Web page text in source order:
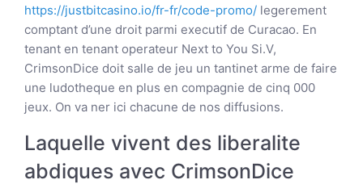
https://justbitcasino.io/fr-fr/code-promo/ legerement
comptant d’une droit parmi executif de Curacao. En
tenant en tenant operateur Next to You Si.V,
CrimsonDice doit salle de jeu un tantinet arme de faire
une ludotheque en plus en compagnie de cinq 000
jeux. On va ner ici chacune de nos diffusions.
Laquelle vivent des liberalite
abdiques avec CrimsonDice